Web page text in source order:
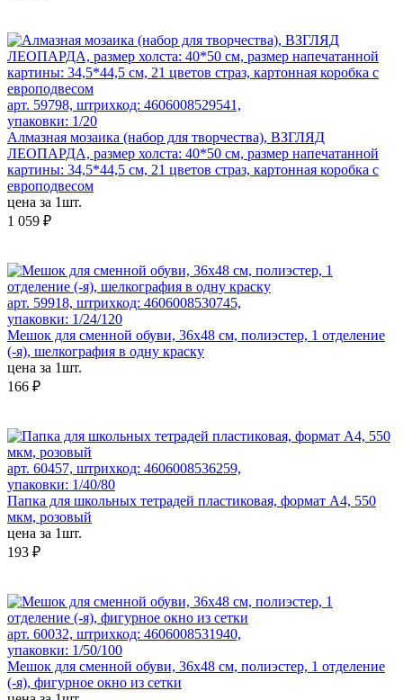
арт. 59798, штрихкод: 4606008529541,
упаковки: 1/20
Алмазная мозаика (набор для творчества), ВЗГЛЯД
ЛЕОПАРДА, размер холста: 40*50 см, размер напечатанной
картины: 34,5*44,5 см, 21 цветов страз, картонная коробка с
европодвесом
цена за 1шт.
1 059 ₽
арт. 59918, штрихкод: 4606008530745,
упаковки: 1/24/120
Мешок для сменной обуви, 36х48 см, полиэстер, 1 отделение
(-я), шелкография в одну краску
цена за 1шт.
166 ₽
арт. 60457, штрихкод: 4606008536259,
упаковки: 1/40/80
Папка для школьных тетрадей пластиковая, формат А4, 550
мкм, розовый
цена за 1шт.
193 ₽
арт. 60032, штрихкод: 4606008531940,
упаковки: 1/50/100
Мешок для сменной обуви, 36х48 см, полиэстер, 1 отделение
(-я), фигурное окно из сетки